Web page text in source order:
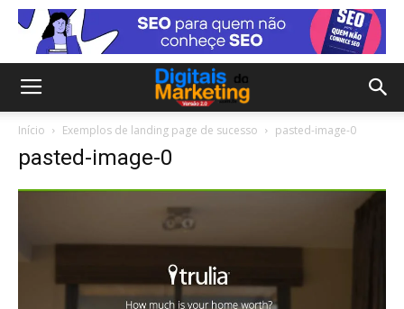
Início Exemplos de landing page de sucesso pasted-image-0
pasted-image-0